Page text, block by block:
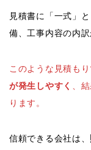
見積書に「一式」
備、工事内容の内
このような見積も
が発生しやすく
、
ります。
信頼できる会社は、